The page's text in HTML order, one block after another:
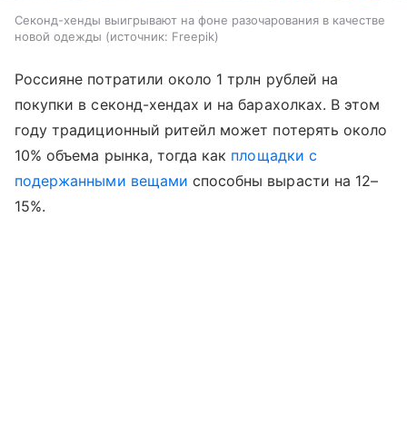
Секонд-хенды выигрывают на фоне разочарования в качестве
новой одежды
источник: Freepik
Россияне потратили около 1 трлн рублей на
покупки в секонд-хендах и на барахолках. В этом
году традиционный ритейл может потерять около
10% объема рынка, тогда как площадки с
подержанными вещами способны вырасти на 12–
15%.